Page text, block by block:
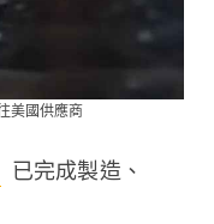
美國供應商
已完成製造、